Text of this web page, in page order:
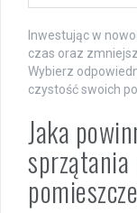
Inwestując w
czas oraz
Wybierz
czystość swoich
Jaka
sprzątania